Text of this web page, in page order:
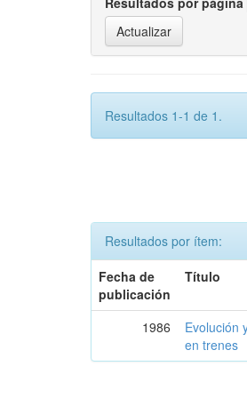
Resultados 1-1 de 1.
Resultados por ítem:
Fecha de
publicación
Título
1986
Evolución
en trenes